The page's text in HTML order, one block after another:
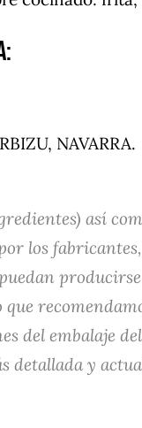
NAVARRA.
así
los
del embalaje
y